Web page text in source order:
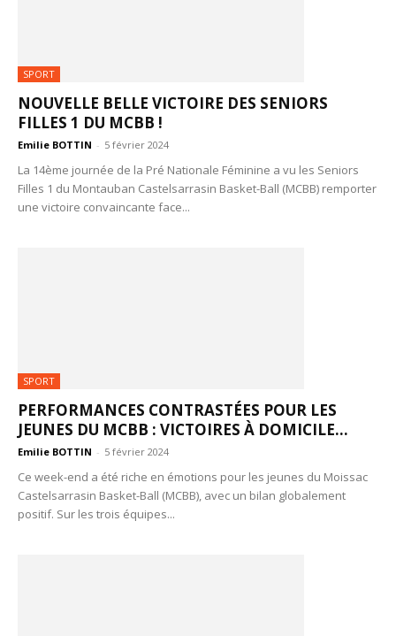
SPORT
NOUVELLE BELLE VICTOIRE DES SENIORS
FILLES 1 DU MCBB !
Emilie BOTTIN - 5 février 2024
La 14ème journée de la Pré Nationale Féminine a vu les Seniors
Filles 1 du Montauban Castelsarrasin Basket-Ball (MCBB) remporter
une victoire convaincante face...
SPORT
PERFORMANCES CONTRASTÉES POUR LES
JEUNES DU MCBB : VICTOIRES À DOMICILE...
Emilie BOTTIN - 5 février 2024
Ce week-end a été riche en émotions pour les jeunes du Moissac
Castelsarrasin Basket-Ball (MCBB), avec un bilan globalement
positif. Sur les trois équipes...